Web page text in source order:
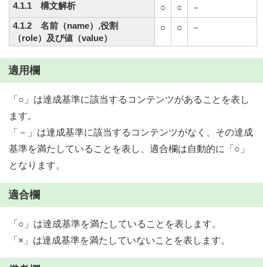
4.1.1 構文解析
○ ○
－
4.1.2 名前（name）,役割
（role）及び値（value）
○ ○ －
適用欄
「○」は達成基準に該当するコンテンツがあることを表し
ます。
「－」は達成基準に該当するコンテンツがなく、その達成
基準を満たしていることを表し、適合欄は自動的に「○」
となります。
適合欄
「○」は達成基準を満たしていることを表します。
「×」は達成基準を満たしていないことを表します。